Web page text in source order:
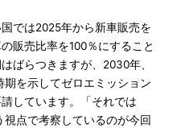
では2025年から新車販売を
販売比率を100％にすること
ばらつきますが、2030年、
を示してゼロエミッション
しています。「それでは
点で考察しているのが今回